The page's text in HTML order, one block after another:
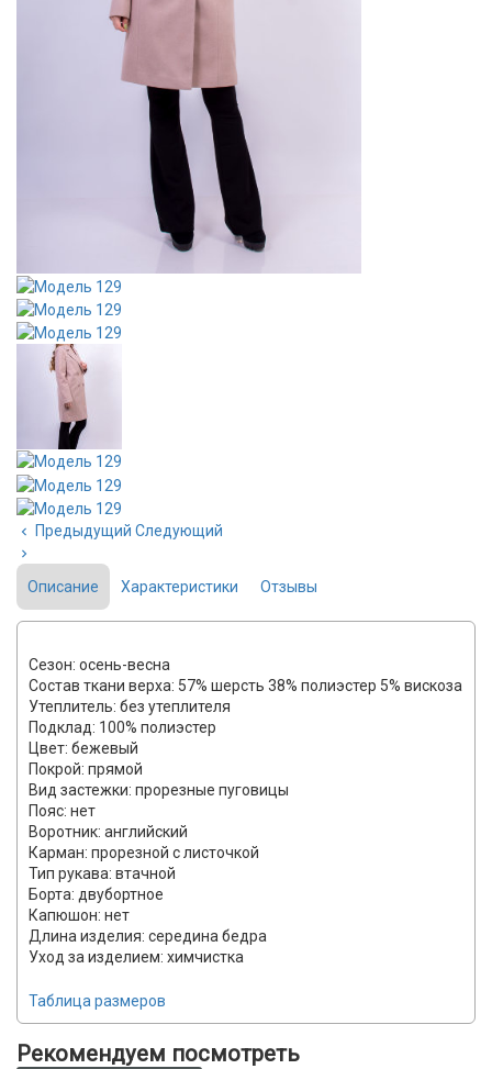
Предыдущий Следующий
Описание Характеристики Отзывы
Сезон: осень-весна
Состав ткани верха: 57% шерсть 38% полиэстер 5% вискоза
Утеплитель: без утеплителя
Подклад: 100% полиэстер
Цвет: бежевый
Покрой: прямой
Вид застежки: прорезные пуговицы
Пояс: нет
Воротник: английский
Карман: прорезной с листочкой
Тип рукава: втачной
Борта: двубортное
Капюшон: нет
Длина изделия: середина бедра
Уход за изделием: химчистка
Таблица размеров
Рекомендуем посмотреть